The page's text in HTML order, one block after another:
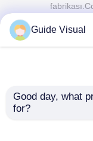
Guide Visual
Good day, what
for?